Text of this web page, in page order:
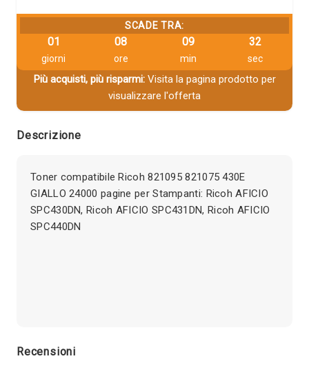
SCADE TRA:
01
giorni
08
ore
09
min
31
sec
Più acquisti, più risparmi:Visita la pagina prodotto per
visualizzare l'offerta
Descrizione
Toner compatibile Ricoh 821095 821075 430E
GIALLO 24000 pagine per Stampanti: Ricoh AFICIO
SPC430DN, Ricoh AFICIO SPC431DN, Ricoh AFICIO
SPC440DN
Recensioni